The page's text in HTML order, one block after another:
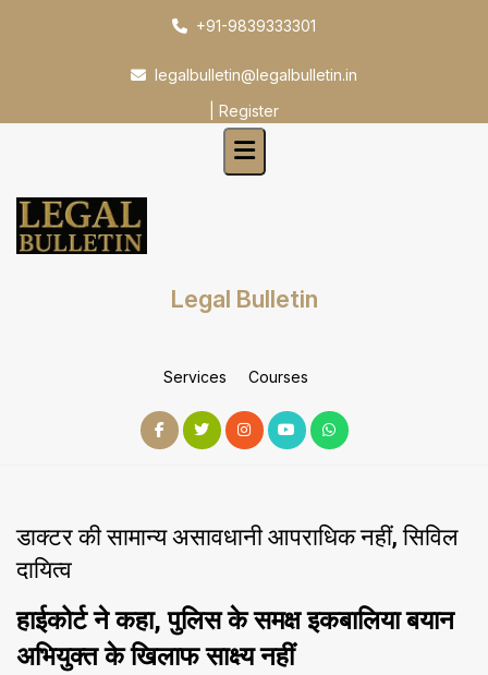
+91-9839333301
legalbulletin@legalbulletin.in
Register
Legal Bulletin
Services Courses
डाक्टर की सामान्य असावधानी आपराधिक नहीं, सिविल
दायित्व
हाईकोर्ट ने कहा, पुलिस के समक्ष इकबालिया बयान
अभियुक्त के खिलाफ साक्ष्य नहीं